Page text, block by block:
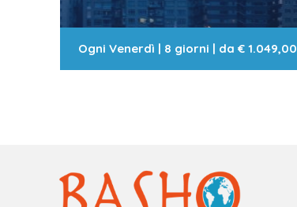
Ogni Venerdì | 8 giorni | da € 1.049,00